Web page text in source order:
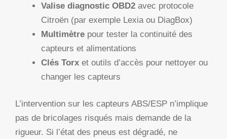
Valise diagnostic OBD2 avec protocole
Citroën (par exemple Lexia ou DiagBox)
Multimètre pour tester la continuité des
capteurs et alimentations
Clés Torx et outils d’accès pour nettoyer ou
changer les capteurs
L’intervention sur les capteurs ABS/ESP n’implique
pas de bricolages risqués mais demande de la
rigueur. Si l’état des pneus est dégradé, ne